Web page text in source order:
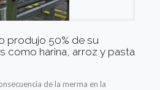
produjo 50% de su
como harina, arroz y pasta
de la merma en la